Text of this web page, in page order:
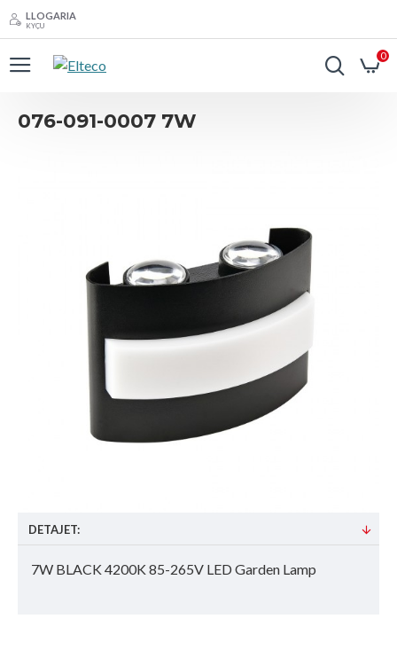
LLOGARIA
KYÇU
0
076-091-0007 7W
DETAJET:
7W BLACK 4200K 85-265V LED Garden Lamp